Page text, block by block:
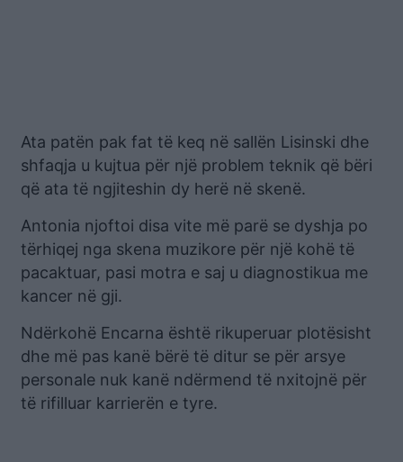
Ata patën pak fat të keq në sallën Lisinski dhe
shfaqja u kujtua për një problem teknik që bëri
që ata të ngjiteshin dy herë në skenë.
Antonia njoftoi disa vite më parë se dyshja po
tërhiqej nga skena muzikore për një kohë të
pacaktuar, pasi motra e saj u diagnostikua me
kancer në gji.
Ndërkohë Encarna është rikuperuar plotësisht
dhe më pas kanë bërë të ditur se për arsye
personale nuk kanë ndërmend të nxitojnë për
të rifilluar karrierën e tyre.